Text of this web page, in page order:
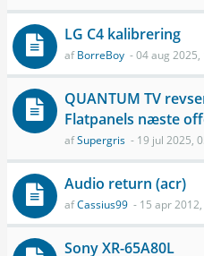
LG C4 kalibrering
afBorreBoy - 04 aug 2025,
QUANTUM TV
Flatpanels næste
afSupergris - 19 jul 2025,
Audio return (acr)
afCassius99 - 15 apr 2012,
Sony XR-65A80L